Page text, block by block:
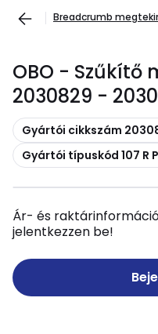
Breadcrumb
OBO - Szűkítő
2030829 -
Másolás
Gyártói cikkszám
Másolás
Gyártói típuskód 107 R
Ár- és
jelentkezzen be!